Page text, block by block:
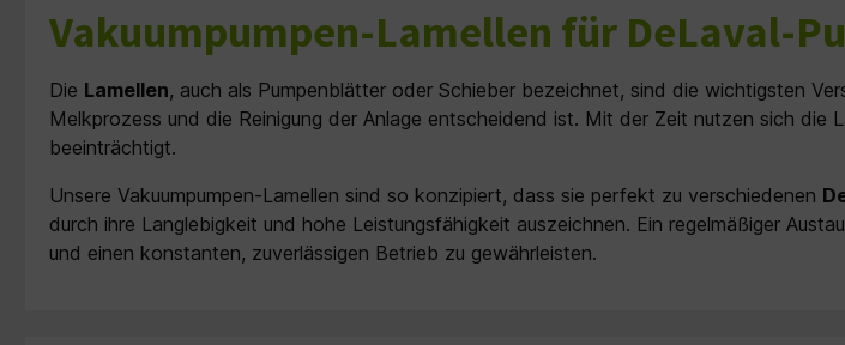
Vakuumpumpen-Lamellen für DeLaval-
Die Lamellen, auch als Pumpenblätter oder Schieber bezeichnet, sind die wichtigsten
Melkprozess und die Reinigung der Anlage entscheidend ist. Mit der Zeit nutzen sich
beeinträchtigt.
Unsere Vakuumpumpen-Lamellen sind so konzipiert, dass sie perfekt zu verschiedenen
durch ihre Langlebigkeit und hohe Leistungsfähigkeit auszeichnen. Ein regelmäßiger
und einen konstanten, zuverlässigen Betrieb zu gewährleisten.